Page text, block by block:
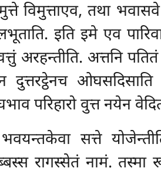
विमुत्ताएव, तथा
इति इमे एव
अरहन्तीति. अत्तनि
दुत्तरट्ठेनच
परिहारो वुत्त नयेन
भवयन्तकेवा सत्ते
रागस्सेतं नामं. तस्मा